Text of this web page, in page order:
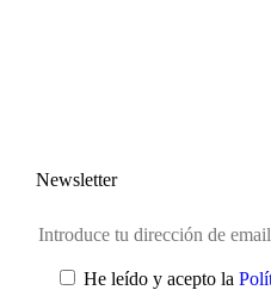
Newsletter
He leído y acepto la